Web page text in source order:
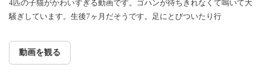
4匹の子猫がかわいすぎる動画です。ゴハンが待ちきれなくて鳴いて大
騒ぎしています。生後7ヶ月だそうです。足にとびついたり行
動画を観る